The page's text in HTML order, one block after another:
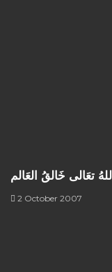
تعَالى خَالقُ العَالم
2 October 2007